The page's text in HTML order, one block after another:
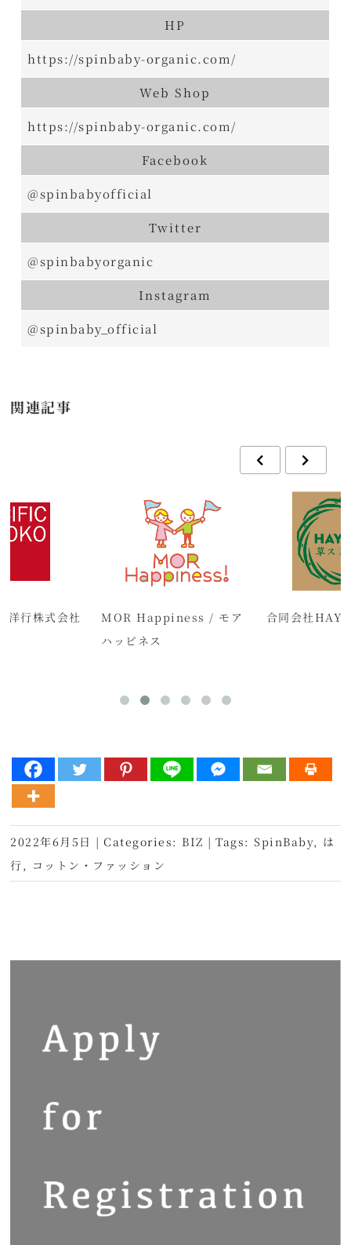
HP
https://spinbaby-organic.com/
Web Shop
https://spinbaby-organic.com/
Facebook
@spinbabyofficial
Twitter
@spinbabyorganic
Instagram
@spinbaby_official
関連記事
洋行株式会社
MOR Happiness / モア
ハッピネス
合同会社
2022年6月5日 | Categories: BIZ | Tags:SpinBaby, は
行 , コットン・ファッション